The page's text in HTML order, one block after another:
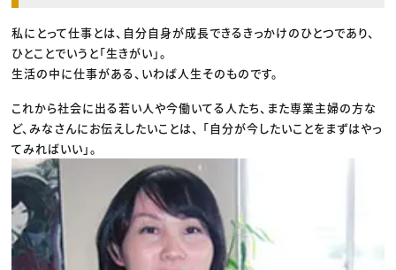
私にとって仕事とは、自分自身が成長できるきっかけのひとつであり、
ひとことでいうと「生きがい」。
生活の中に仕事がある、いわば人生そのものです。
これから社会に出る若い人や今働いてる人たち、また専業主婦の方な
ど、みなさんにお伝えしたいことは、 「自分が今したいことをまずはやっ
てみればいい」。